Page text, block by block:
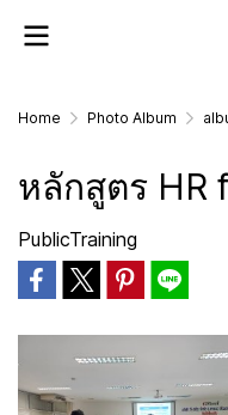
Home Photo Album
หลักสูตร HR
PublicTraining